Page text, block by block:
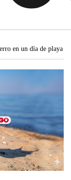
en un día de playa